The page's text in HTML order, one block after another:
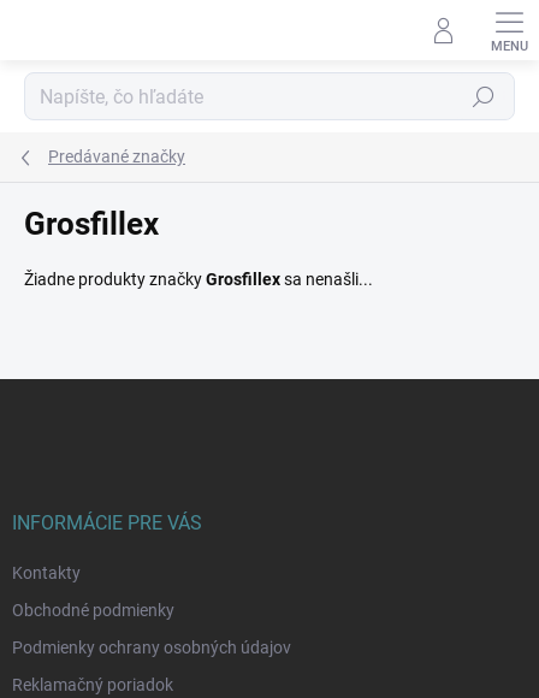
Hľadať
Predávané značky
Grosfillex
Žiadne produkty značkyGrosfillexsa nenašli...
INFORMÁCIE PRE VÁS
Kontakty
Obchodné podmienky
Podmienky ochrany osobných údajov
Reklamačný poriadok